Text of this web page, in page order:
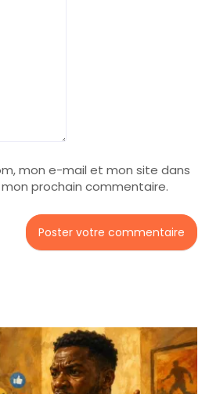
mon e-mail et mon site dans
prochain commentaire.